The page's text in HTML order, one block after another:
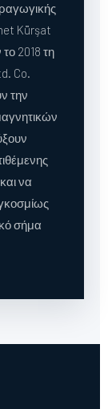
Kürşat
2018 τη
Co.
την
να
σήμα